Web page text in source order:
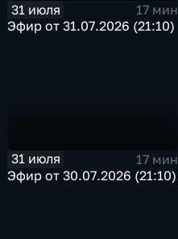
31 июля
17 мин
Эфир от 31.07.2026 (21:10)
31 июля
17 мин
Эфир от 30.07.2026 (21:10)